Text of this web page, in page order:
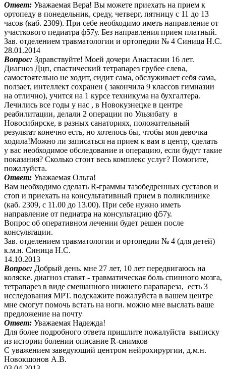
Ответ: Уважаемая Вера! Вы можете приехать на прием к
ортопеду в понедельник, среду, четверг, пятницу с 11 до 13
часов (каб. 2309). При себе необходимо иметь направление от
участкового педиатра ф57у. Без направления прием платный.
Зав. отделением травматологии и ортопедии № 4 Синица Н.С.
28.01.2014
Вопрос: Здравствуйте! Моей дочери Анастасии 16 лет.
Диагноз Дцп, спастический тетрапарез грубее слева,
самостоятельно не ходит, сидит сама, обслуживает себя сама,
ползает, интеллект сохранен ( закончила 9 классов гимназии
на отлично), учится на 1 курсе техникума на бухгалтера.
Лечились все годы у нас , в Новокузнецке в центре
реабилитации, делали 2 операции по Ульзибату в
Новосибирске, в разных санаториях, положительный
результат конечно есть, но хотелось бы, чтобы моя девочка
ходила!Можно ли записаться на прием к вам в центр, сделать
у вас необходимое обследование и операцию, если будут такие
показания? Сколько стоит весь комплекс услуг? Помогите,
пожалуйста.
Ответ: Уважаемая Ольга!
Вам необходимо сделать R-граммы тазобедренных суставов и
стоп и приехать на консультативный прием в поликлинике
(каб. 2309, с 11.00 до 13.00). При себе нужно иметь
направление от педиатра на консультацию ф57у.
Вопрос об оперативном лечении будет решен после
консультации.
Зав. отделением травматологии и ортопедии № 4 (для детей)
к.м.н. Синица Н.С.
14.10.2013
Вопрос: Добрый день. мне 27 лет, 10 лет передвигаюсь на
коляске. диагноз ставят - травматическая боль спинного мозга,
тетрапарез в виде смешанного нижнего парапареза, есть 3
исследования МРТ. подскажите пожалуйста в вашем центре
мне смогут помочь встать на ноги. можно мне выслать ваше
предложение на почту
Ответ: Уважаемая Надежда!
Для более подробного ответа пришлите пожалуйста выписку
из истории болении описание R-снимков
С уважением заведующий центром нейрохирургии, д.м.н.
Новокшонов А.В.